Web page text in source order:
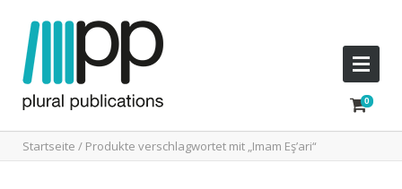
Startseite / Produkte verschlagwortet mit „Imam Eş’ari“